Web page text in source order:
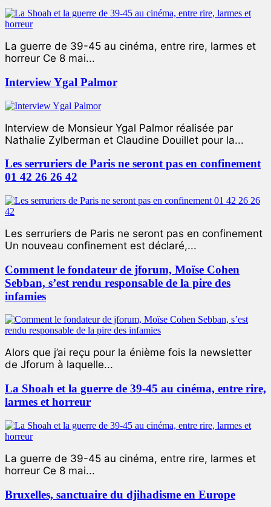
La guerre de 39-45 au cinéma, entre rire, larmes et
horreur Ce 8 mai...
Interview Ygal Palmor
Interview de Monsieur Ygal Palmor réalisée par
Nathalie Zylberman et Claudine Douillet pour la...
Les serruriers de Paris ne seront pas en confinement
01 42 26 26 42
Les serruriers de Paris ne seront pas en confinement
Un nouveau confinement est déclaré,...
Comment le fondateur de jforum, Moïse Cohen
Sebban, s’est rendu responsable de la pire des
infamies
Alors que j’ai reçu pour la énième fois la newsletter
de Jforum à laquelle...
La Shoah et la guerre de 39-45 au cinéma, entre rire,
larmes et horreur
La guerre de 39-45 au cinéma, entre rire, larmes et
horreur Ce 8 mai...
Bruxelles, sanctuaire du djihadisme en Europe